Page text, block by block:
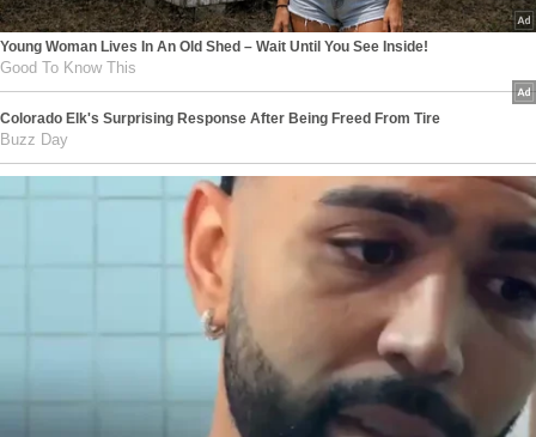
Young Woman Lives In An Old Shed – Wait Until You See Inside!
Good To Know This
Colorado Elk's Surprising Response After Being Freed From Tire
Buzz Day